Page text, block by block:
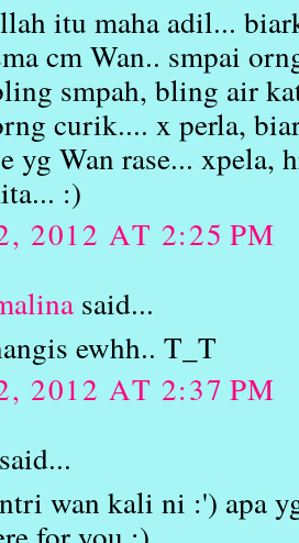
itu maha adil...
cm Wan.. smpai
smpah, bling air
curik.... x perla,
yg Wan rase... xpela,
:)
2012 AT 2:25 PM
said...
ewhh.. T_T
2012 AT 2:37 PM
said...
wan kali ni :') apa